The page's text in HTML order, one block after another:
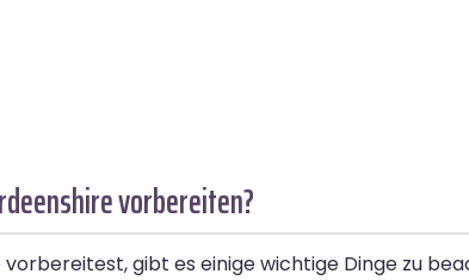
vorbereiten?
gibt es einige wichtige Dinge zu